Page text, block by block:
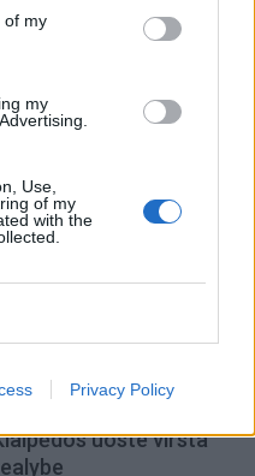
of my
my
Use,
of my
with the
Privacy Policy
marių regatoje“
– aukščiausiame
Jūra
uoste virsta